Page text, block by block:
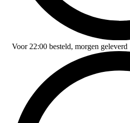
Voor 22:00 besteld, morgen geleverd